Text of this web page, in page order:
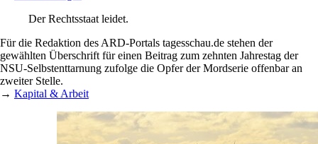
Kurz notiert
China kritisiert EU-Delegation in Taiwan
Schwedens Sozialdemokraten wählen Parteichefin
UNO: Armen Staaten fehlt Geld für Klimaanpassung
Korruption in London: Tories mit Kehrtwende
Chile: Indigene sterben nach Zusammenstößen
Ukraine ernennt Verteidigungsminister
EU-Militärmission in Bosnien verlängert
400 Flüchtlinge im Ärmelkanal gerettet